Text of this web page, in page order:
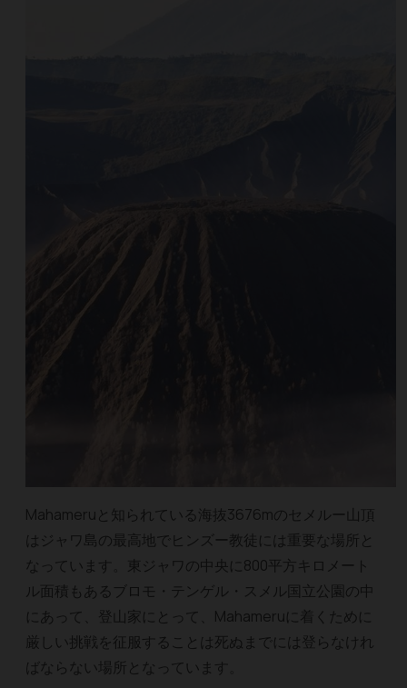
Mahameruと知られている海抜3676mのセメルー山頂
はジャワ島の最高地でヒンズー教徒には重要な場所と
なっています。東ジャワの中央に800平方キロメート
ル面積もあるブロモ・テンゲル・スメル国立公園の中
にあって、登山家にとって、Mahameruに着くために
厳しい挑戦を征服することは死ぬまでには登らなけれ
ばならない場所となっています。